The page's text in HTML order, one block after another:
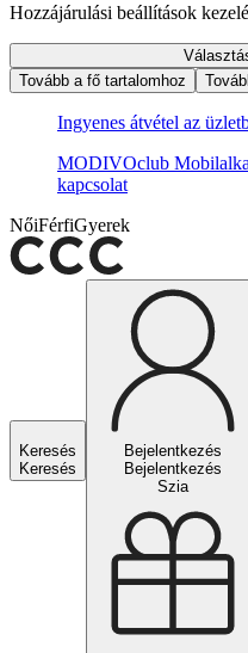
Hozzájárulási beállítások
Tovább a fő tartalomhoz
Ingyenes átvétel az
MODIVOclub
kapcsolat
NőiFérfiGyerek
Keresés
Keresés
Bejelentkezés
Bejelentkezés
Szia